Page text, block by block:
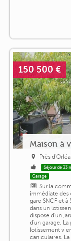
150 500 €
Maison à
Près
Séjour de 33
Garage
Sur la
immédiate des
gare SNCF et
dans un
dispose d'un
d'un garage.
lotissement
caniculaires. La